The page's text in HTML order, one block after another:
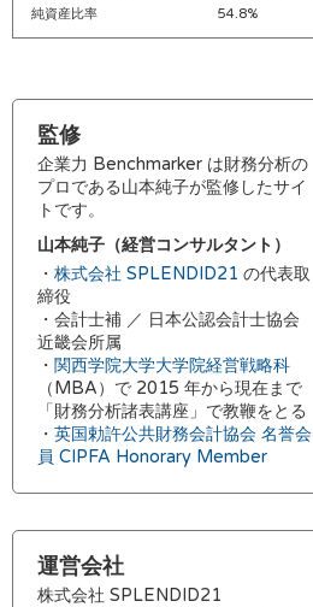
純資産比率
54.8%
監修
企業力 Benchmarker は財務分析の
プロである山本純子が監修したサイ
トです。
山本純子（経営コンサルタント）
・ 株式会社 SPLENDID21 の代表取
締役
・会計士補 ／ 日本公認会計士協会
近畿会所属
・ 関西学院大学大学院経営戦略科
（MBA）で 2015 年から現在まで
「財務分析諸表講座」で教鞭をとる
・ 英国勅許公共財務会計協会 名誉会
員 CIPFA Honorary Member
運営会社
株式会社 SPLENDID21